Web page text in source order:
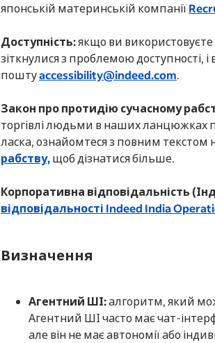
японській материнській компанії
Доступність:якщо ви
зіткнулися з проблемою
поштуaccessibility@indeed.com.
Закон про протидію сучасному
торгівлі людьми в наших ланцюжках
ласка, ознайомтеся з повним текстом
рабству,щоб дізнатися більше.
Корпоративна відповідальність
відповідальності Indeed India
Визначення
Агентний ШІ:алгоритм, який
Агентний ШІ часто має чат-
але він не має автономії або